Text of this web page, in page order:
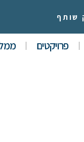
שותף
פרויקטים